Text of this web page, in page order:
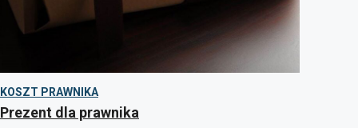
KOSZT PRAWNIKA
Prezent dla prawnika